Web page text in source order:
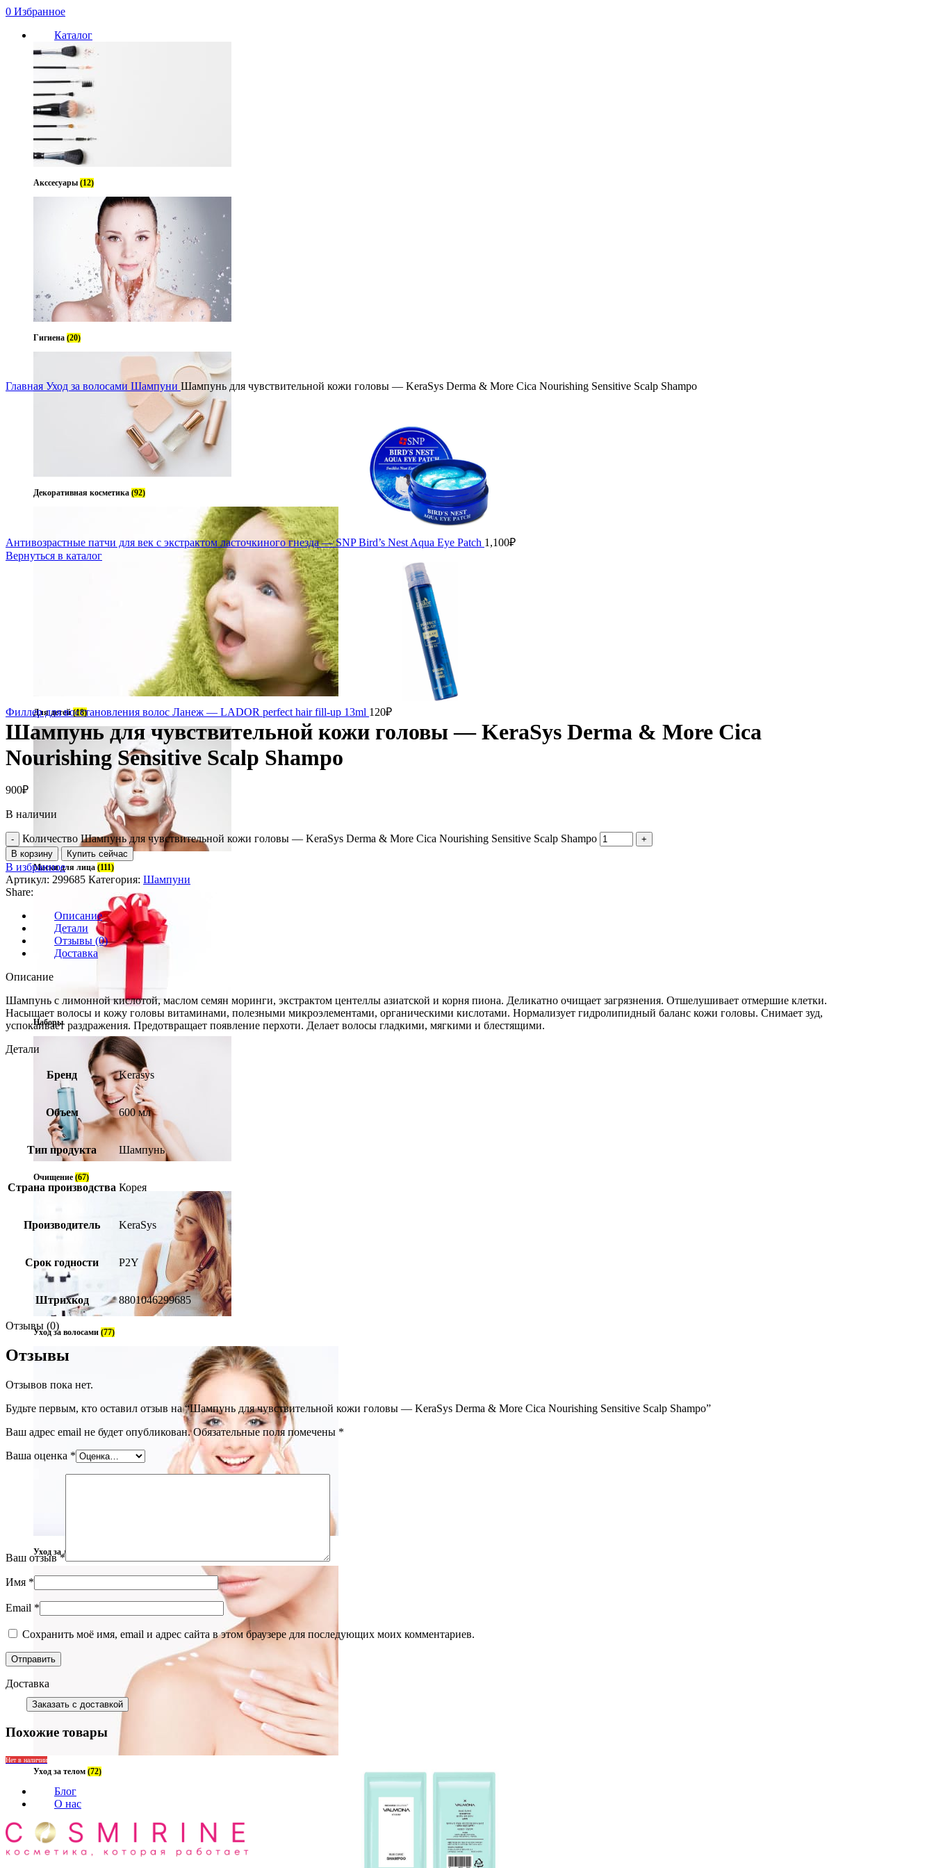
0 Избранное
Каталог
Акссесуары (12)
Гигиена (20)
Декоративная косметика (92)
Для детей(18)
Маски для лица (111)
Наборы
Очищение (67)
Уход за волосами (77)
Уход за лицом
Уход за телом (72)
Блог
О нас
Увеличить
Главная Уход за волосами Шампуни Шампунь для чувствительной кожи головы — KeraSys Derma & More Cica Nourishing Sensitive Scalp Shampo
Антивозрастные патчи для век с экстрактом ласточкиного гнезда — SNP Bird’s Nest Aqua Eye Patch 1,100₽
Вернуться в каталог
Филлер для восстановления волос Ланеж — LADOR perfect hair fill-up 13ml 120₽
Шампунь для чувствительной кожи головы — KeraSys Derma & More Cica
Nourishing Sensitive Scalp Shampo
900₽
В наличии
Количество Шампунь для чувствительной кожи головы — KeraSys Derma & More Cica Nourishing Sensitive Scalp Shampo
В корзину Купить сейчас
В избранное
Артикул: 299685 Категория: Шампуни
Share:
Описание
Детали
Отзывы (0)
Доставка
Описание
Шампунь с лимонной кислотой, маслом семян моринги, экстрактом центеллы азиатской и корня пиона. Деликатно очищает загрязнения. Отшелушивает отмершие клетки.
Насыщает волосы и кожу головы витаминами, полезными микроэлементами, органическими кислотами. Нормализует гидролипидный баланс кожи головы. Снимает зуд,
успокаивает раздражения. Предотвращает появление перхоти. Делает волосы гладкими, мягкими и блестящими.
Детали
Бренд Kerasys
Объем 600 мл
Тип продукта Шампунь
Страна производства Корея
Производитель KeraSys
Срок годности P2Y
Штрихкод 8801046299685
Отзывы (0)
Отзывы
Отзывов пока нет.
Будьте первым, кто оставил отзыв на “Шампунь для чувствительной кожи головы — KeraSys Derma & More Cica Nourishing Sensitive Scalp Shampo”
Ваш адрес email не будет опубликован. Обязательные поля помечены *
Ваша оценка *
Ваш отзыв*
Имя *
Email *
Сохранить моё имя, email и адрес сайта в этом браузере для последующих моих комментариев.
Доставка
Заказать с доставкой
Похожие товары
Нет в наличии